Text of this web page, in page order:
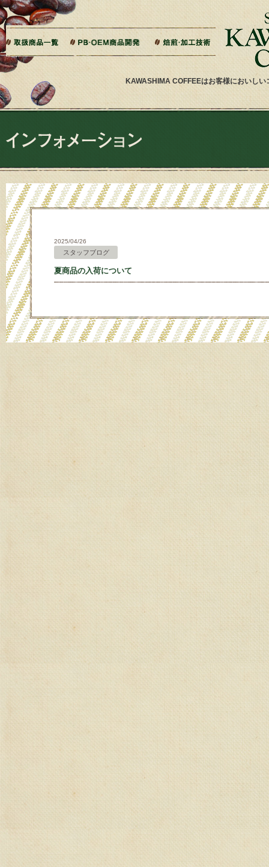
KAWASHIMA COFFEEはお客様においし
本文へジャンプ
ドリップバッグ加工
ティーバッグ加工
リキッドコーヒー加工
オーダー焙煎
パッケージデザイン・印刷
2025/04/26
スタッフブログ
夏商品の入荷について